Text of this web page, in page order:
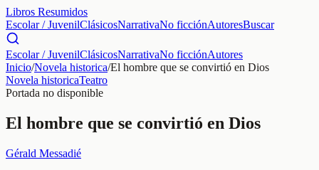
Libros Resumidos
Escolar / JuvenilClásicosNarrativaNo ficciónAutoresBuscar
Escolar / JuvenilClásicosNarrativaNo ficciónAutores
Inicio/Novela historica/El hombre que se convirtió en Dios
Novela historicaTeatro
Portada no disponible
El hombre que se convirtió en Dios
Gérald Messadié